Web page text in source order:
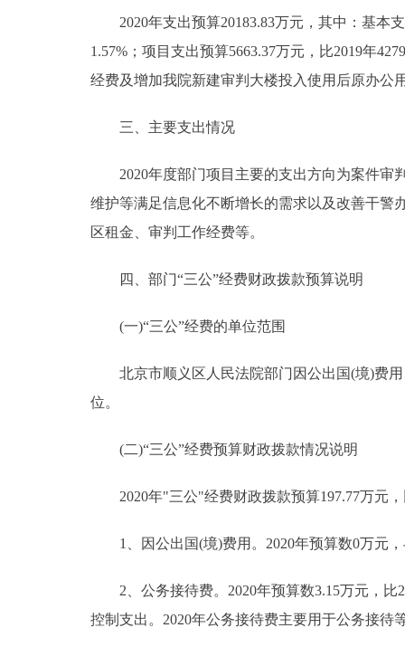
2020年支出预算20183.83万元，其中：基本支
1.57%；项目支出预算5663.37万元，比2019年
经费及增加我院新建审判大楼投入使用后原办公
三、主要支出情况
2020年度部门项目主要的支出方向为案件审
维护等满足信息化不断增长的需求以及改善干警
区租金、审判工作经费等。
四、部门“三公”经费财政拨款预算说明
(一)“三公”经费的单位范围
北京市顺义区人民法院部门因公出国(境)费用
位。
(二)“三公”经费预算财政拨款情况说明
2020年"三公"经费财政拨款预算197.77万元，
1、因公出国(境)费用。2020年预算数0万元，
2、公务接待费。2020年预算数3.15万元，比
控制支出。2020年公务接待费主要用于公务接待